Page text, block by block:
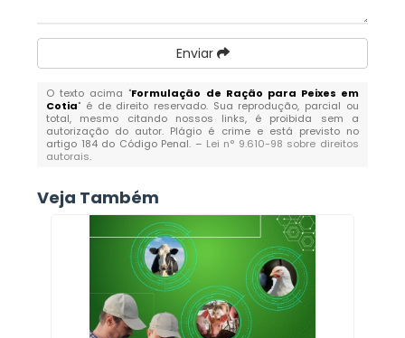
Enviar
O texto acima "Formulação de Ração para Peixes em
Cotia" é de direito reservado. Sua reprodução, parcial ou
total, mesmo citando nossos links, é proibida sem a
autorização do autor. Plágio é crime e está previsto no
artigo 184 do Código Penal. – Lei n° 9.610-98 sobre direitos
autorais.
Veja Também